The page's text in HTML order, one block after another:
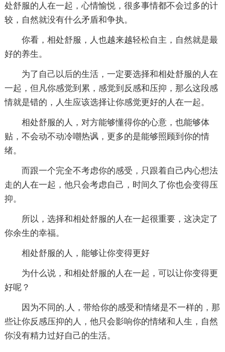
处舒服的人在一起，心情愉悦，很多事情都不会过多的计
较，自然就没有什么矛盾和争执。
你看，相处舒服，人也越来越轻松自主，自然就是最
好的养生。
为了自己以后的生活，一定要选择和相处舒服的人在
一起，但凡你感觉到累，感觉到反感和压抑，那么这段感
情就是错的，人生应该选择让你感觉更好的人在一起。
相处舒服的人，对方能够懂得你的心意，也能够体
贴，不会动不动冷嘲热讽，更多的是能够照顾到你的情
绪。
而跟一个完全不考虑你的感受，只跟着自己内心想法
走的人在一起，他只会考虑自己，时间久了你也会变得压
抑。
所以，选择和相处舒服的人在一起很重要，这决定了
你余生的幸福。
相处舒服的人，能够让你变得更好
为什么说，和相处舒服的人在一起，可以让你变得更
好呢？
因为不同的.人，带给你的感受和情绪是不一样的，那
些让你反感压抑的人，他只会影响你的情绪和人生，自然
你没有精力过好自己的生活。